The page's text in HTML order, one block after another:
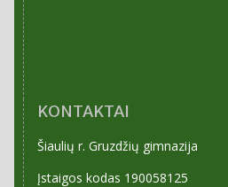
KONTAKTAI
Šiaulių r. Gruzdžių gimnazija
Įstaigos kodas 190058125